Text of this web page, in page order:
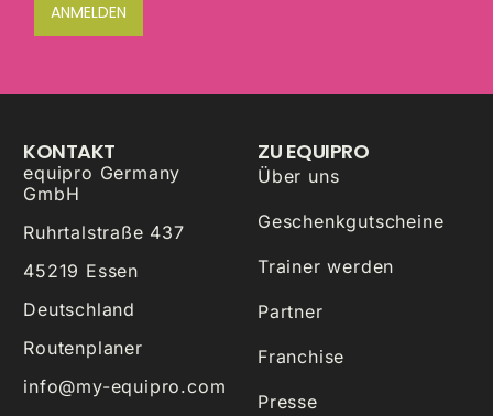
ANMELDEN
KONTAKT
equipro Germany
GmbH
Ruhrtalstraße 437
45219 Essen
Deutschland
Routenplaner
info@my-equipro.com
ZU EQUIPRO
Über uns
Geschenkgutscheine
Trainer werden
Partner
Franchise
Presse